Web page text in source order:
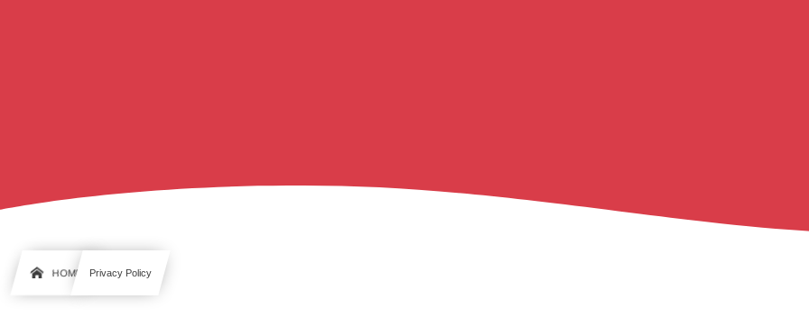
HOME Privacy Policy